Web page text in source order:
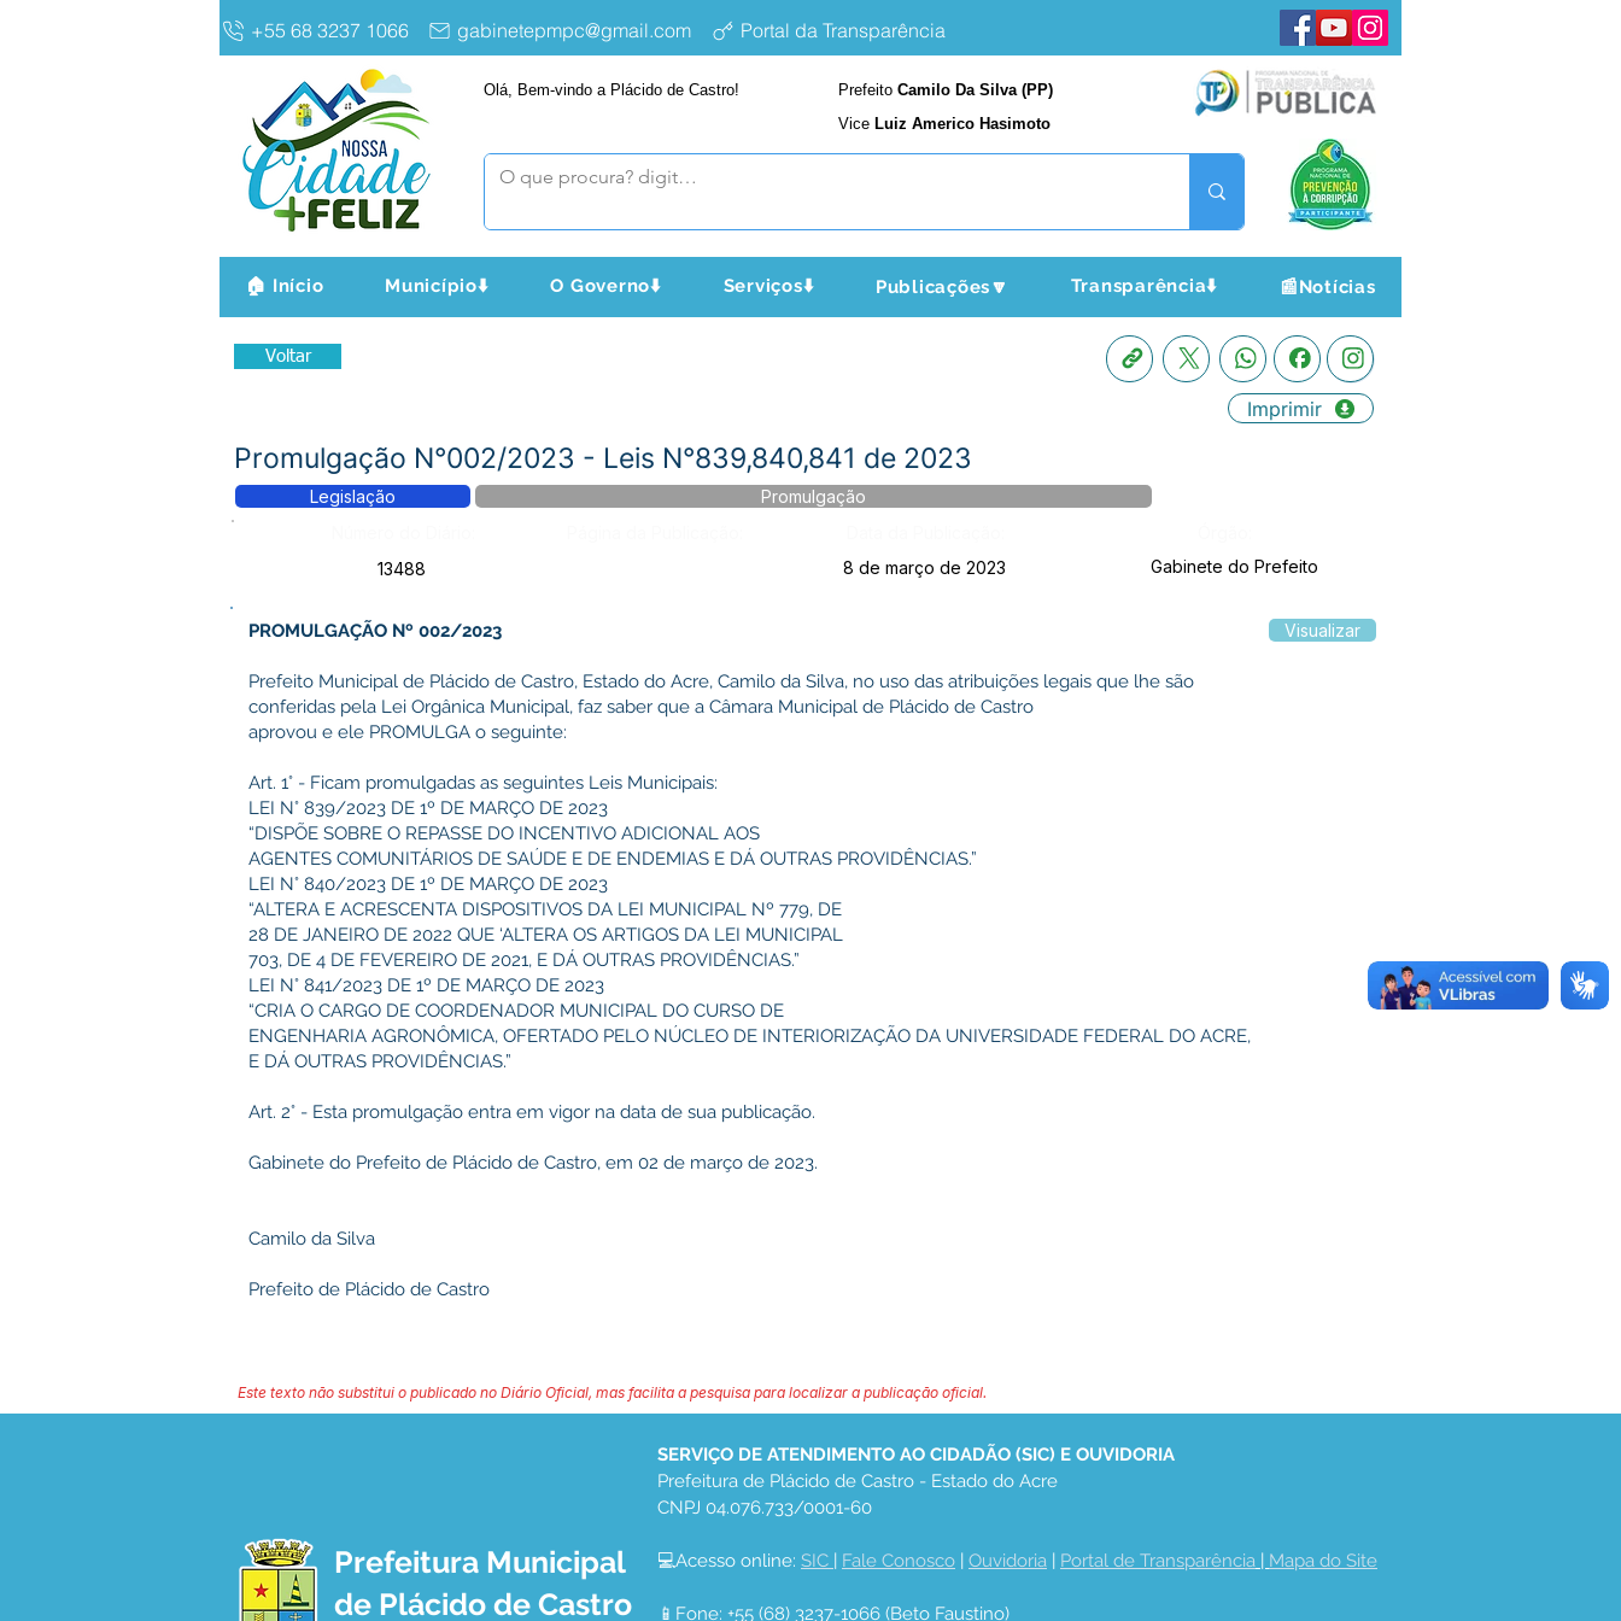
+55 68 3237 1066 gabinetepmpc@gmail.com Portal da Transparência
Olá, Bem-vindo a Plácido de Castro! Prefeito Camilo Da Silva (PP)
Vice Luiz Americo Hasimoto
🏠 Início Município⬇️ O Governo⬇️ Serviços⬇️ Publicações🔽 Transparência⬇️ 📰Notícias
Voltar
Imprimir
Promulgação N°002/2023 - Leis N°839,840,841 de 2023
Legislação
Promulgação
13488
8 de março de 2023 Gabinete do Prefeito
PROMULGAÇÃO Nº 002/2023
Prefeito Municipal de Plácido de Castro, Estado do Acre, Camilo da Silva, no uso das atribuições legais que lhe são
conferidas pela Lei Orgânica Municipal, faz saber que a Câmara Municipal de Plácido de Castro
aprovou e ele PROMULGA o seguinte:
Art. 1° - Ficam promulgadas as seguintes Leis Municipais:
LEI N° 839/2023 DE 1º DE MARÇO DE 2023
“DISPÕE SOBRE O REPASSE DO INCENTIVO ADICIONAL AOS
AGENTES COMUNITÁRIOS DE SAÚDE E DE ENDEMIAS E DÁ OUTRAS PROVIDÊNCIAS.”
LEI N° 840/2023 DE 1º DE MARÇO DE 2023
“ALTERA E ACRESCENTA DISPOSITIVOS DA LEI MUNICIPAL Nº 779, DE
28 DE JANEIRO DE 2022 QUE ‘ALTERA OS ARTIGOS DA LEI MUNICIPAL
703, DE 4 DE FEVEREIRO DE 2021, E DÁ OUTRAS PROVIDÊNCIAS.”
LEI N° 841/2023 DE 1º DE MARÇO DE 2023
“CRIA O CARGO DE COORDENADOR MUNICIPAL DO CURSO DE
ENGENHARIA AGRONÔMICA, OFERTADO PELO NÚCLEO DE INTERIORIZAÇÃO DA UNIVERSIDADE FEDERAL DO ACRE,
E DÁ OUTRAS PROVIDÊNCIAS.”
Art. 2° - Esta promulgação entra em vigor na data de sua publicação.
Gabinete do Prefeito de Plácido de Castro, em 02 de março de 2023.
Camilo da Silva
Prefeito de Plácido de Castro
Visualizar
Este texto não substitui o publicado no Diário Oficial, mas facilita a pesquisa para localizar a publicação oficial.
Prefeitura Municipal
de Plácido de Castro
SERVIÇO DE ATENDIMENTO AO CIDADÃO (SIC) E OUVIDORIA
Prefeitura de Plácido de Castro - Estado do Acre
CNPJ 04.076.733/0001-60
💻Acesso online: SIC | Fale Conosco | Ouvidoria | Portal de Transparência | Mapa do Site
📱Fone: +55 (68) 3237-1066 (Beto Faustino)